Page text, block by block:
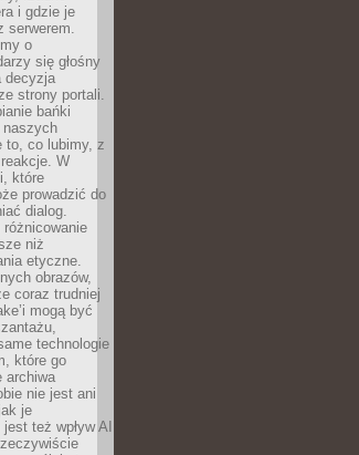
i gdzie je
serwerem.
o
się głośny
decyzja
strony portali.
bańki
naszych
to, co lubimy, z
W
które
prowadzić do
dialog.
niż
etyczne.
obrazów,
coraz trudniej
mogą być
technologie
które go
archiwa
nie jest ani
je
też wpływ AI